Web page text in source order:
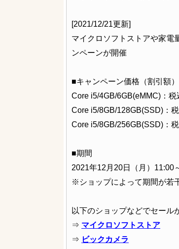
[2021/12/21更新]
マイクロソフトストアや家電
ンペーンが開催
■キャンペーン価格（割引額）
Core i5/4GB/6GB(eMMC)：税
Core i5/8GB/128GB(SSD)：
Core i5/8GB/256GB(SSD)：
■期間
2021年12月20日（月）11:00
※ショップによって期間が若
以下のショップなどでセール
⇒ マイクロソフトストア
⇒ ビックカメラ